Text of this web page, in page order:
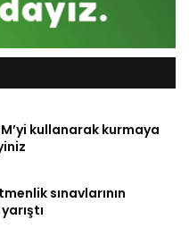
kullanarak kurmaya
sınavlarının